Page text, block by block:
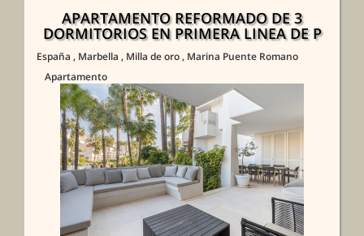
APARTAMENTO REFORMADO DE 3
DORMITORIOS EN PRIMERA LINEA DE P
España , Marbella , Milla de oro, Marina Puente Romano
Apartamento